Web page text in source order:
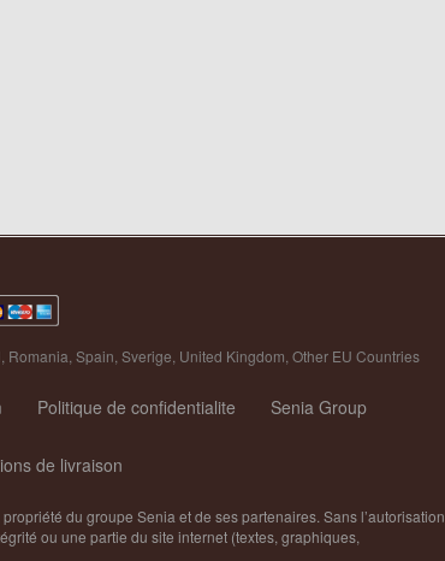
, Romania,Spain,Sverige, United Kingdom,Other EU Countries
Politique de confidentialite Senia Group
de livraison
du groupe Senia et de ses partenaires. Sans l’autorisation
ou une partie du site internet (textes, graphiques,